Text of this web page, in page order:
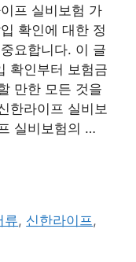
프 실비보험 가
확인에 대한 정
요합니다. 이 글
확인부터 보험금
만한 모든 것을
한라이프 실비보
실비보험의 …
류, 신한라이프,